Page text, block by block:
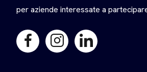
per aziende interessate a